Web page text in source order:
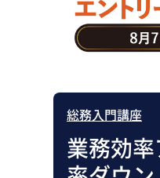
総務入門講座
業務効